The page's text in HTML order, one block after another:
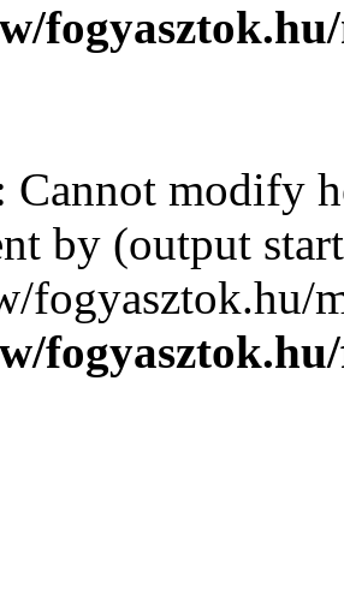
Cannot modify
by (output
fogyasztok.hu/